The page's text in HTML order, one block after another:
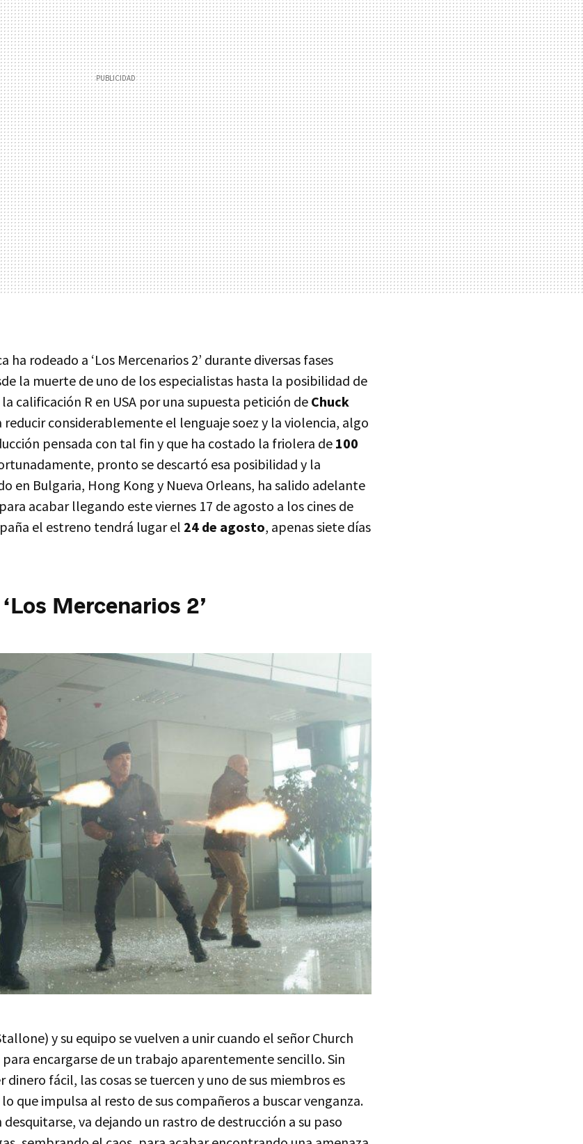
rodeado a ‘Los Mercenarios 2’ durante diversas fases
la muerte de uno de los especialistas hasta la posibilidad de
calificación R en USA por una supuesta petición de Chuck
reducir considerablemente el lenguaje soez y la violencia, algo
pensada con tal fin y que ha costado la friolera de100
pronto se descartó esa posibilidad y la
en Bulgaria, Hong Kong y Nueva Orleans, ha salido adelante
acabar llegando este viernes 17 de agosto a los cines de
el estreno tendrá lugar el 24 de agosto, apenas siete días
Mercenarios 2’
y su equipo se vuelven a unir cuando el señor Church
encargarse de un trabajo aparentemente sencillo. Sin
dinero fácil, las cosas se tuercen y uno de sus miembros es
que impulsa al resto de sus compañeros a buscar venganza.
va dejando un rastro de destrucción a su paso